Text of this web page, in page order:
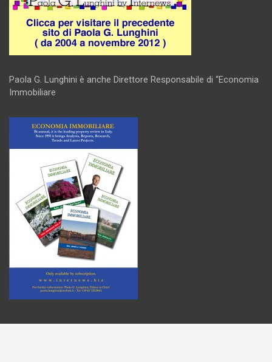
Paola G. Lunghini è anche Direttore Responsabile di “Economia
Immobiliare